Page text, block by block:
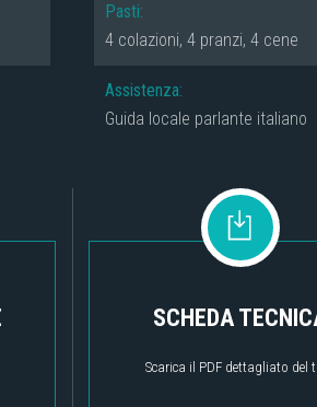
Pasti:
4 colazioni, 4 pranzi, 4 cene
Assistenza:
Guida locale parlante italiano
SCHEDA
Scarica il PDF dettagliato del